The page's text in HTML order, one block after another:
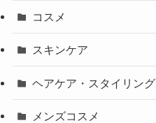
コスメ
スキンケア
ヘアケア・スタイリング
メンズコスメ